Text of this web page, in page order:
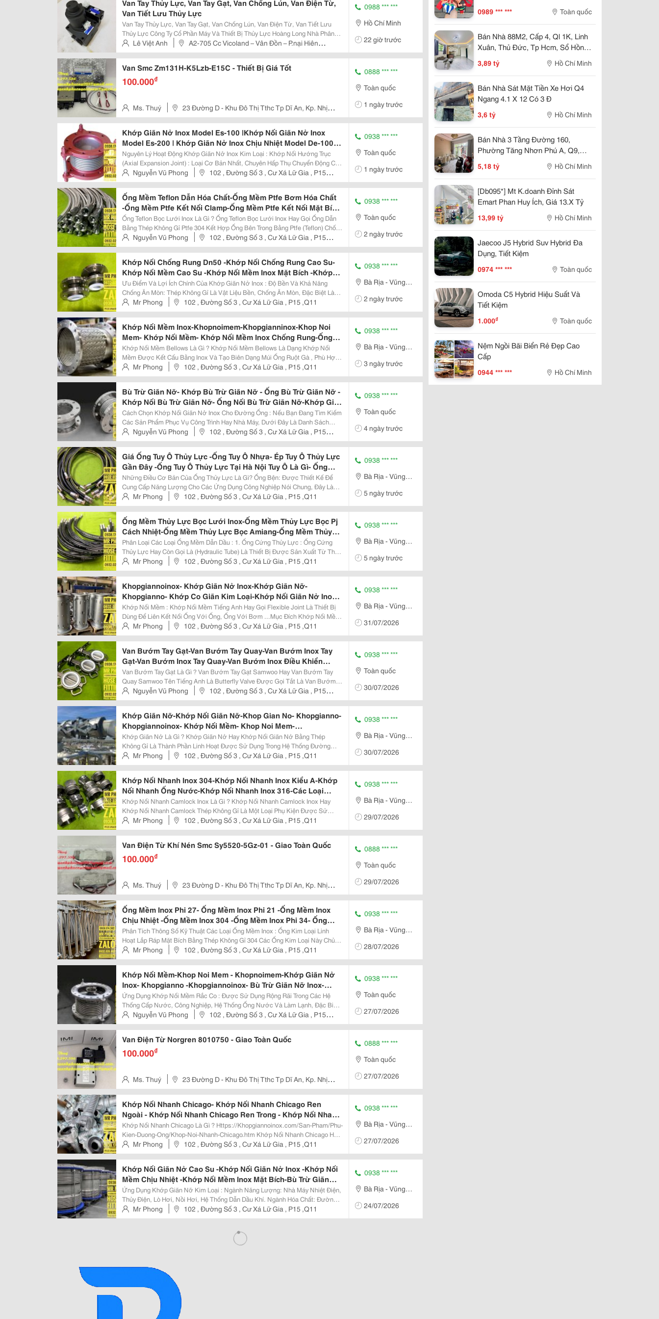
Van Tay Thủy Lực, Van Tay Gạt, Van Chống Lún, Van Điện Từ,
Van Tiết Lưu Thủy Lực
Van Tay Thủy Lực, Van Tay Gạt, Van Chống Lún, Van Điện Từ, Van Tiết Lưu
Thủy Lực Công Ty Cổ Phần Máy Và Thiết Bị Thủy Lực Hoàng Long Nhà Phân
Phối Thiết Bị Thủy Lực - Khí Nén Và Máy Móc Tự Động Hóa. Tư Vấn, Sửa
Chữa, Thi Công, Thiết Kế Hệ Thống Thủy...
Lê Việt Anh
A2-705 Cc Vicoland – Vân Đồn – P.nại Hiên
Đông – Q. Sơn Trà – Tp. Đà Nẵng
0988 *** ***
Hồ Chí Minh
22 giờ trước
Van Smc Zm131H-K5Lzb-E15C - Thiết Bị Giá Tốt
100.000₫
Ms. Thuý
23 Đường D - Khu Đô Thị Tthc Tp Dĩ An, Kp. Nhị
Đồng 2, P. Dĩ An, Tp. Dĩ An, Tỉnh Bình Dương
0888 *** ***
Toàn quốc
1 ngày trước
Khớp Giãn Nở Inox Model Es-100 |Khớp Nối Giãn Nở Inox
Model Es-200 | Khớp Giãn Nở Inox Chịu Nhiệt Model De-100
|Khớp Giãn Nở Kim Loại Model De-200 | Bù Trừ Giãn Nỡ |
Khớp Co
Giãn|Khopgiannoinox|Khopnoimem|Khopnoimeminox
Nguyên Lý Hoạt Động Khớp Giãn Nở Inox Kim Loại : Khớp Nối Hướng Trục
(Axial Expansion Joint) : Loại Cơ Bản Nhất, Chuyên Hấp Thụ Chuyển Động Co
Giãn Dọc Theo Trục Thẳng Của Đường Ống. Khớp Nối Góc (Angular
Expansion Joint) : Cho Phép Bẻ Góc Hoặc...
Nguyễn Vũ Phong
102 , Đường Số 3 , Cư Xá Lữ Gia , P15
,Q11
0938 *** ***
Toàn quốc
1 ngày trước
Ống Mềm Teflon Dẫn Hóa Chất-Ống Mềm Ptfe Bơm Hóa Chất
-Ống Mềm Ptfe Kết Nối Clamp-Ống Mềm Ptfe Kết Nối Mặt Bích-
Ống Mềm Ptfe Kết Nối Ren Côn Lõm-Ống Mềm Ptfe Kết Nối
Rắc Co Vi Sinh-Ống Mềm Ptfe Kết Nối Ren Ngoài
Ống Teflon Bọc Lưới Inox Là Gì ? Ống Teflon Bọc Lưới Inox Hay Gọi Ống Dẫn
Bằng Thép Không Gỉ Ptfe 304 Kết Hợp Ống Bên Trong Bằng Ptfe (Teflon) Chống
Thấm Chất Lỏng Với Lớp Vỏ Ngoài Bện Bằng Thép Không Gỉ 304 Để Tăng
Cường Khả Năng Chịu Áp Lực Và...
Nguyễn Vũ Phong
102 , Đường Số 3 , Cư Xá Lữ Gia , P15
,Q11
0938 *** ***
Toàn quốc
2 ngày trước
Khớp Nối Chống Rung Dn50 -Khớp Nối Chống Rung Cao Su-
Khớp Nối Mềm Cao Su -Khớp Nối Mềm Inox Mặt Bích -Khớp
Nối Mềm Chống Rung- Khớp Nối Mềm Inox 304-Khớp Giãn Nở
Kim Loại-Khopnoimem-Khopgiannoinox
Ưu Điểm Và Lợi Ích Chính Của Khớp Giãn Nở Inox : Độ Bền Và Khả Năng
Chống Ăn Mòn: Thép Không Gỉ Là Vật Liệu Bền, Chống Ăn Mòn, Đặc Biệt Là
Trong Các Ứng Dụng Nhiệt Độ Cao. Tiết Kiệm Không Gian Và Chi Phí: Chúng
Thường Tiết Kiệm Không Gian Hơn...
Mr Phong 102 , Đường Số 3 , Cư Xá Lữ Gia , P15 ,Q11
0938 *** ***
Bà Rịa - Vũng
2 ngày trước
Khớp Nối Mềm Inox-Khopnoimem-Khopgianninox-Khop Noi
Mem- Khớp Nối Mềm- Khớp Nối Mềm Inox Chống Rung-Ống
Mềm Inox 304-Ống Mềm Kim Loại Inox 316-Khớp Giãn Nở-
Khớp Co Giãn-Khớp Giãn Nỡ Inox-Khớp Nối Giãn Nỡ Inox
Khớp Nối Mềm Bellows Là Gì ? Khớp Nối Mềm Bellows Là Dạng Khớp Nối
Mềm Được Kết Cấu Bằng Inox Và Tạo Biên Dạng Múi Ống Ruột Gà , Phù Hợp
Cho Những Vị Trí Chịu Nhiệt Độ Cao, Áp Lực Thấp Nhưng Ưu Điểm Nỗi Bật
Của Sản Phẩm Hấp Thu Rung Động ,Co Giãn...
Mr Phong 102 , Đường Số 3 , Cư Xá Lữ Gia , P15 ,Q11
0938 *** ***
Bà Rịa - Vũng
3 ngày trước
Bù Trừ Giãn Nỡ- Khớp Bù Trừ Giãn Nỡ - Ống Bù Trừ Giãn Nỡ -
Khớp Nối Bù Trừ Giãn Nỡ- Ống Nối Bù Trừ Giãn Nỡ-Khớp Giãn
Nở Inox-Khopgiannoinox-Khopnoimem-Ongmeminox-
Khopnoimeminox- Khớp Giãn Nỡ-Khớp Co Giãn
Cách Chọn Khớp Nối Giãn Nở Inox Cho Đường Ống : Nếu Bạn Đang Tìm Kiếm
Các Sản Phẩm Phục Vụ Công Trình Hay Nhà Máy, Dưới Đây Là Danh Sách
Phân Loại Một Số Thông Số Kỹ Thuật Để Các Bạn Tham Khảo Axial Metal
Expansion Joints : Phù Hợp Cho Đường...
Nguyễn Vũ Phong
102 , Đường Số 3 , Cư Xá Lữ Gia , P15
,Q11
0938 *** ***
Toàn quốc
4 ngày trước
Giá Ống Tuy Ô Thủy Lực -Ống Tuy Ô Nhựa- Ép Tuy Ô Thủy Lực
Gần Đây -Ống Tuy Ô Thủy Lực Tại Hà Nội Tuy Ô Là Gì- Ống
Thủy Lực -Giá Ống Thủy Lực- Ống Mềm Thủy Lực
Những Điều Cơ Bản Của Ống Thủy Lực Là Gì? Ống Bện: Được Thiết Kế Để
Cung Cấp Năng Lượng Cho Các Ứng Dụng Công Nghiệp Nói Chung, Đây Là
Ống Áp Suất Cao Có Cấu Hình Gồm Một, Hai Hoặc Ba Dây Thép Bện. Nó
Thường Được Sử Dụng Với Dầu Mỏ Hoặc Chất...
Mr Phong 102 , Đường Số 3 , Cư Xá Lữ Gia , P15 ,Q11
0938 *** ***
Bà Rịa - Vũng
5 ngày trước
Ống Mềm Thủy Lực Bọc Lưới Inox-Ống Mềm Thủy Lực Bọc Pj
Cách Nhiệt-Ống Mềm Thủy Lực Bọc Amiang-Ống Mềm Thủy
Lực Bọc Lưới Inox-Ống Tuy Ô Dầu Thủy Lực-Dây Tuy Ô Dầu
Thủy Lực
Phân Loại Các Loại Ống Mềm Dẫn Dầu : 1. Ống Cứng Thủy Lực : Ống Cứng
Thủy Lực Hay Còn Gọi Là (Hydraulic Tube) Là Thiết Bị Được Sản Xuất Từ Thép
Hoặc Inox ( Thép Không Gỉ ) Tiêu Chuẩn Din Hoặc Sms .Ưu Điểm Của Ống
Cứng Thủy Lực Này Là: Độ Cứng...
Mr Phong 102 , Đường Số 3 , Cư Xá Lữ Gia , P15 ,Q11
0938 *** ***
Bà Rịa - Vũng
5 ngày trước
Khopgiannoinox- Khớp Giãn Nở Inox-Khớp Giãn Nỡ-
Khopgianno- Khớp Co Giãn Kim Loại-Khớp Nối Giãn Nở Inox-
Khớp Nối Co Giãn Kim Loại-Bù Trừ Giãn Nỡ Inox-Khớp Nối
Mềm-Khớp Nối Mềm Inox-Khopnoimem- Ống Mềm Inox
Khớp Nối Mềm : Khớp Nối Mềm Tiếng Anh Hay Gọi Flexible Joint Là Thiết Bị
Dùng Để Liên Kết Nối Ống Với Ống, Ống Với Bơm ...Mục Đích Khớp Nối Mềm
Chống Rung , Giãm Chấn Hay Co Giãn Trên Hệ Thống Đường Ống , Để Bảo Vệ
Đường Ống Và Hệ Thống Đường Ống...
Mr Phong 102 , Đường Số 3 , Cư Xá Lữ Gia , P15 ,Q11
0938 *** ***
Bà Rịa - Vũng
31/07/2026
Van Bướm Tay Gạt-Van Bướm Tay Quay-Van Bướm Inox Tay
Gạt-Van Bướm Inox Tay Quay-Van Bướm Inox Điều Khiển
Điện-Van Bướm Inox Điều Khiển Khí Nén-Van Bướm Inox Điều
Khiển Điện Cho Hệ Thống Pccc-Van Bướm Inox Điều Khiển Khí
Nén-
Van Bướm Tay Gạt Là Gì ? Van Bướm Tay Gạt Samwoo Hay Van Bướm Tay
Quay Samwoo Tên Tiếng Anh Là Butterfly Valve Được Gọi Tắt Là Van Bướm
Và Là Một Trong Những Loại Van Công Nghiệp Được Sử Dụng Phổ Biến Hiện
Nay. Với Cấu Tạo Đơn Giản , Đặc Biệt Là...
Nguyễn Vũ Phong
102 , Đường Số 3 , Cư Xá Lữ Gia , P15
,Q11
0938 *** ***
Toàn quốc
30/07/2026
Khớp Giãn Nỡ-Khớp Nối Giãn Nỡ-Khop Gian No- Khopgianno-
Khopgiannoinox- Khớp Nối Mềm- Khop Noi Mem-
Khopnoimem- Bù Trừ Giãn Nở Nhiệt-Ống Bù Trừ Giãn Nỡ-
Khớp Co Giãn Kim Loại-Khớp Giãn Nỡ Kim Loại-Ống Mềm
Inox
Khớp Giãn Nở Là Gì ? Khớp Giãn Nở Hay Khớp Nối Giãn Nở Bằng Thép
Không Gỉ Là Thành Phần Linh Hoạt Được Sử Dụng Trong Hệ Thống Đường
Ống Để Hấp Thụ Chuyển Động, Áp Suất Và Rung Động, Đồng Thời Bù Trừ Sự
Giãn Nở Và Co Ngót Do Nhiệt. Chúng Rất Cần...
Mr Phong 102 , Đường Số 3 , Cư Xá Lữ Gia , P15 ,Q11
0938 *** ***
Bà Rịa - Vũng
30/07/2026
Khớp Nối Nhanh Inox 304-Khớp Nối Nhanh Inox Kiểu A-Khớp
Nối Nhanh Ống Nước-Khớp Nối Nhanh Inox 316-Các Loại
Khớp Nối Nhanh-Khớp Nối Nhanh Camlock -Khớp Nối Nhanh
Bằng Nhôm- Khớp Nối Nhanh Bằng Đồng
Khớp Nối Nhanh Camlock Inox Là Gì ? Khớp Nối Nhanh Camlock Inox Hay
Khớp Nối Nhanh Camlock Thép Không Gỉ Là Một Loại Phụ Kiện Được Sử
Dụng Để Kết Nối Và Tháo Rời Nhanh Chóng Các Ống Mềm Và Ống Dẫn Trong
Nhiều Ứng Dụng Truyền Tải Chất Lỏng. Nó Bao...
Mr Phong 102 , Đường Số 3 , Cư Xá Lữ Gia , P15 ,Q11
0938 *** ***
Bà Rịa - Vũng
29/07/2026
Van Điện Từ Khí Nén Smc Sy5520-5Gz-01 - Giao Toàn Quốc
100.000₫
Ms. Thuý
23 Đường D - Khu Đô Thị Tthc Tp Dĩ An, Kp. Nhị
Đồng 2, P. Dĩ An, Tp. Dĩ An, Tỉnh Bình Dương
0888 *** ***
Toàn quốc
29/07/2026
Ống Mềm Inox Phi 27- Ống Mềm Inox Phi 21 -Ống Mềm Inox
Chịu Nhiệt -Ống Mềm Inox 304 -Ống Mềm Inox Phi 34- Ống
Mềm Inox 316- Ống Mềm Kim Loại-Khopnoimem-
Khopnoimeminox-Khopgiannoinox-Ongmeminox
Phân Tích Thông Số Kỹ Thuật Các Loại Ống Mềm Inox : Ống Kim Loại Linh
Hoạt Lắp Ráp Mặt Bích Bằng Thép Không Gỉ 304 Các Ống Kim Loại Này Chủ
Yếu Có Ống Bên Trong Bằng Thép Không Gỉ Và Vỏ Bện Bằng Thép Không Gỉ.
Thép Không Gỉ: Loại...
Mr Phong 102 , Đường Số 3 , Cư Xá Lữ Gia , P15 ,Q11
0938 *** ***
Bà Rịa - Vũng
28/07/2026
Khớp Nối Mềm-Khop Noi Mem - Khopnoimem-Khớp Giãn Nở
Inox- Khopgianno -Khopgiannoinox- Bù Trừ Giãn Nỡ Inox-
Khớp Nối Mềm Cao Su- Khớp Giãn Nở Inox Kim Loại - Khớp
Co Giãn Inox-Khớp Co Giãn Inox Chịu Nhiệt
Ứng Dụng Khớp Nối Mềm Rắc Co : Được Sử Dụng Rộng Rãi Trong Các Hệ
Thống Cấp Nước, Công Nghiệp, Hệ Thống Ống Nước Và Làm Lạnh, Đặc Biệt
Khi Kết Nối Với Các Thiết Bị Như Máy Bơm, Quạt Và Máy Làm Lạnh. Công
Nghiệp Hóa Chất, Dầu Khí:vận Chuyển Hóa...
Nguyễn Vũ Phong
102 , Đường Số 3 , Cư Xá Lữ Gia , P15
,Q11
0938 *** ***
Toàn quốc
27/07/2026
Van Điện Từ Norgren 8010750 - Giao Toàn Quốc
100.000₫
Ms. Thuý
23 Đường D - Khu Đô Thị Tthc Tp Dĩ An, Kp. Nhị
Đồng 2, P. Dĩ An, Tp. Dĩ An, Tỉnh Bình Dương
0888 *** ***
Toàn quốc
27/07/2026
Khớp Nối Nhanh Chicago- Khớp Nối Nhanh Chicago Ren
Ngoài - Khớp Nối Nhanh Chicago Ren Trong - Khớp Nối Nhanh
Chicago Inox - Khớp Nối Nhanh Chicago Đuôi Chuột- Khớp Nối
Nhanh Chicago Cho Máy Phun Cát
Khớp Nối Nhanh Chicago Là Gì ? Https://Khopgiannoinox.com/San-Pham/Phu-
Kien-Duong-Ong/Khop-Noi-Nhanh-Chicago.htm Khớp Nối Nhanh Chicago Hay
Còn Gọi Khớp Nối Chicago Là Thiết Bị Được Sản Xuất Từ Gang Dẻo | Inox ...
Dùng Để Kết Nối Ống Với Ống ,...
Mr Phong 102 , Đường Số 3 , Cư Xá Lữ Gia , P15 ,Q11
0938 *** ***
Bà Rịa - Vũng
27/07/2026
Khớp Nối Giãn Nở Cao Su -Khớp Nối Giãn Nở Inox -Khớp Nối
Mềm Chịu Nhiệt -Khớp Nối Mềm Inox Mặt Bích-Bù Trừ Giãn
Nỡ- Ống Bù Trừ Giãn Nỡ- Bù Trừ Giãn Nỡ Nhiệt-Bù Trừ Giãn
Nỡ Basty-Bù Trừ Giãn Nỡ Có Áo-Khopgiannoinox
Ứng Dụng Khớp Giãn Nỡ Kim Loại : Ngành Năng Lượng: Nhà Máy Nhiệt Điện,
Thủy Điện, Lò Hơi, Nồi Hơi, Hệ Thống Dẫn Dầu Khí. Ngành Hóa Chất: Đường
Ống Dẫn Hóa Chất, Axit, Kiềm. Hệ Thống Công Nghiệp: Máy Bơm, Máy Nén
Khí, Hệ Thống Khí Nén Áp Lực...
Mr Phong 102 , Đường Số 3 , Cư Xá Lữ Gia , P15 ,Q11
0938 *** ***
Bà Rịa - Vũng
24/07/2026
0989 *** *** Toàn quốc
Bán Nhà 88M2, Cấp 4, Ql 1K, Linh
Xuân, Thủ Đức, Tp Hcm, Sổ Hồng
3,89 tỷ Hồ Chí Minh
Bán Nhà Sát Mặt Tiền Xe Hơi Q4
Ngang 4.1 X 12 Có 3 Đ
3,6 tỷ Hồ Chí Minh
Bán Nhà 3 Tầng Đường 160,
Phường Tăng Nhơn Phú A, Q9,
Thủ Đức, Tp Hcm. Dt 54M2, Sổ
Hồng Riêng. Giá 5,18 Tỷ
5,18 tỷ Hồ Chí Minh
[Db095*] Mt K.doanh Đỉnh Sát
Emart Phan Huy Ích, Giá 13.X Tỷ
13,99 tỷ Hồ Chí Minh
Jaecoo J5 Hybrid Suv Hybrid Đa
Dụng, Tiết Kiệm
0974 *** *** Toàn quốc
Omoda C5 Hybrid Hiệu Suất Và
Tiết Kiệm
1.000₫ Toàn quốc
Nệm Ngồi Bãi Biển Rẻ Đẹp Cao
Cấp
0944 *** *** Hồ Chí Minh